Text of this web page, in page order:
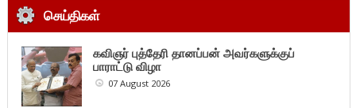
செய்திகள்
கவிஞர் புத்தேரி தானப்பன் அவர்களுக்குப்
பாராட்டு விழா
07 August 2026